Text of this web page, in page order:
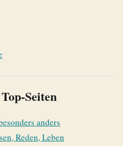
Seiten
anders
Reden, Leben